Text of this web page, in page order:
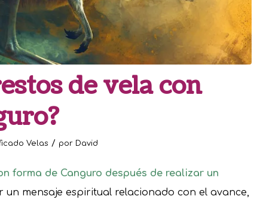
de vela con
Velas / por David
forma de Canguro después de realizar un
un mensaje espiritual relacionado con el avance,